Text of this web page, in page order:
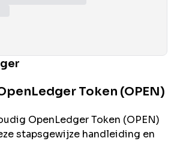
Token (OPEN)
OpenLedgerToken (OPEN)
stapsgewijze handleiding en